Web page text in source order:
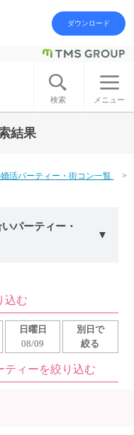
アカウント登録
ダウンロード
検索 メニュー
結果
活パーティー・街コン一覧
パーティー・
込む
日曜日
08/09
別日で
絞る
ティーを絞り込む